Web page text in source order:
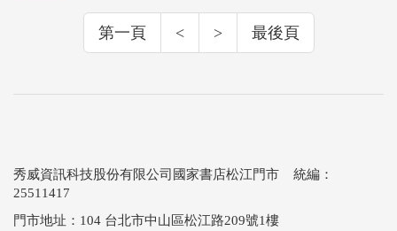
第一頁 < > 最後頁
秀威資訊科技股份有限公司國家書店松江門市 統編：
25511417
門市地址：104 台北市中山區松江路209號1樓